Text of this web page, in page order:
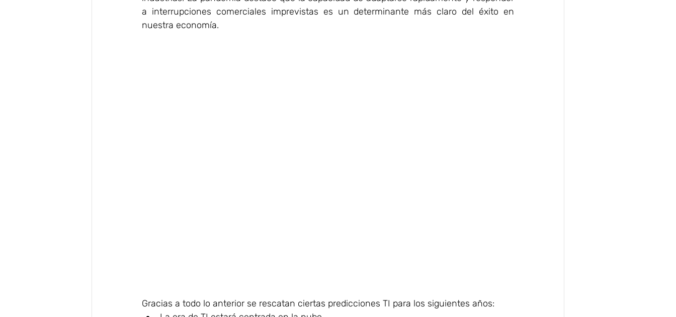
a interrupciones comerciales imprevistas es un determinante más claro del éxito en
nuestra economía.
Gracias a todo lo anterior se rescatan ciertas predicciones TI para los siguientes años: